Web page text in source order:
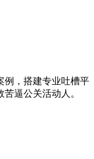
例，搭建专业吐槽平
逼公关活动人。